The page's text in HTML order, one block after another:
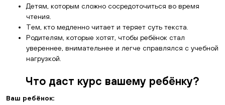
Детям, которым сложно сосредоточиться во время
чтения.
Тем, кто медленно читает и теряет суть текста.
Родителям, которые хотят, чтобы ребёнок стал
увереннее, внимательнее и легче справлялся с учебной
нагрузкой.
Что даст курс вашему ребёнку?
Ваш ребёнок: